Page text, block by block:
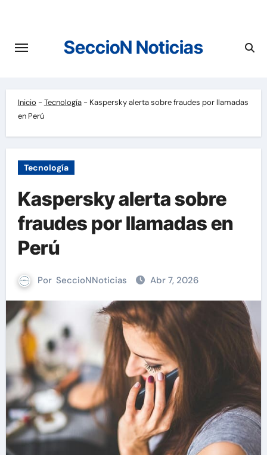
contenido
SeccioN Noticias
Inicio - Tecnología- Kaspersky alerta sobre fraudes por llamadas
en Perú
Tecnología
Kaspersky alerta sobre
fraudes por llamadas en
Perú
Por SeccioNNoticias Abr 7, 2026